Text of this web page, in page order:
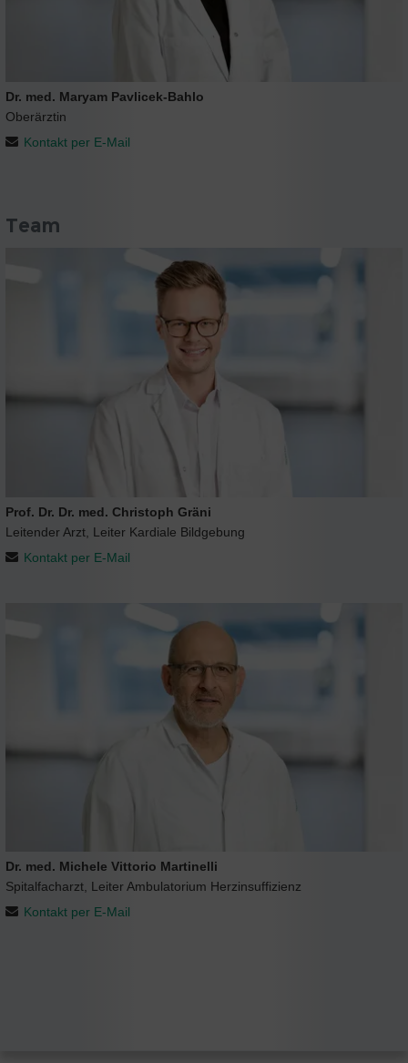
Dr. med. Maryam Pavlicek-Bahlo
Oberärztin
Kontakt per E-Mail
Team
Prof. Dr. Dr. med. Christoph Gräni
Leitender Arzt, Leiter Kardiale Bildgebung
Kontakt per E-Mail
Dr. med. Michele Vittorio Martinelli
Spitalfacharzt, Leiter Ambulatorium Herzinsuffizienz
Kontakt per E-Mail